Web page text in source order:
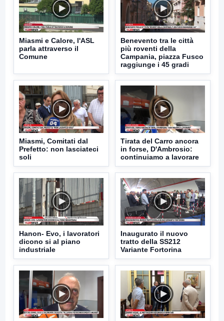
Miasmi e Calore, l'ASL
parla attraverso il
Comune
Benevento tra le città
più roventi della
Campania, piazza Fusco
raggiunge i 45 gradi
Miasmi, Comitati dal
Prefetto: non lasciateci
soli
Tirata del Carro ancora
in forse, D'Ambrosio:
continuiamo a lavorare
Hanon- Evo, i lavoratori
dicono si al piano
industriale
Inaugurato il nuovo
tratto della SS212
Variante Fortorina